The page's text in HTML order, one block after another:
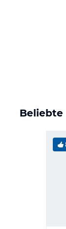
Beliebte